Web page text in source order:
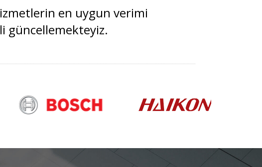
en uygun verimi
güncellemekteyiz.